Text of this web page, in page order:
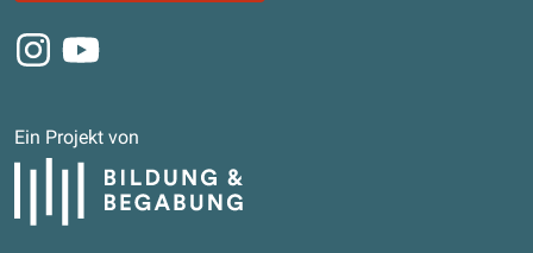
Instagram
Youtube
Ein Projekt von
Bildung und Begabung